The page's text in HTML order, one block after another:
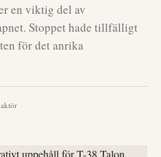
en viktig del av
Stoppet hade tillfälligt
för det anrika